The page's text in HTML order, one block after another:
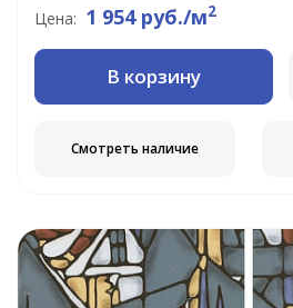
Цена: 1 954 руб./м2
В корзину
Смотреть наличие